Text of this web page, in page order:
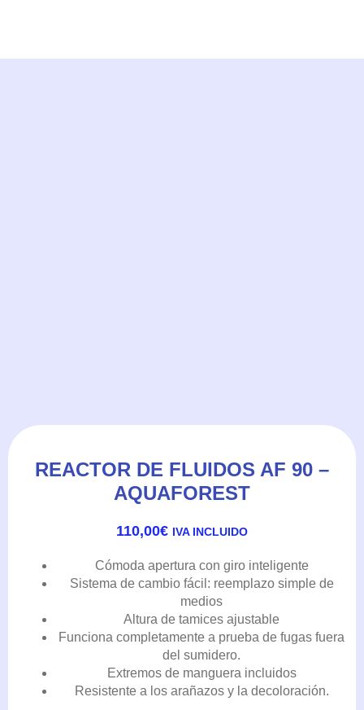
REACTOR DE FLUIDOS AF 90 –
AQUAFOREST
110,00€ IVA INCLUIDO
Cómoda apertura con giro inteligente
Sistema de cambio fácil: reemplazo simple de
medios
Altura de tamices ajustable
Funciona completamente a prueba de fugas fuera
del sumidero.
Extremos de manguera incluidos
Resistente a los arañazos y la decoloración.